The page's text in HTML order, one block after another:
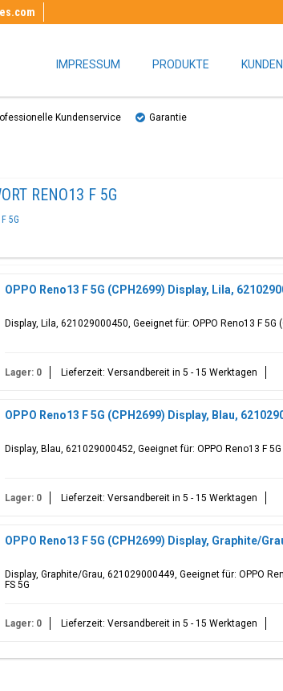
IMPRESSUM PRODUKTE
Kundenservice Garantie
RENO13 F 5G
5G
OPPO Reno13 F 5G (CPH2699) Display, Lila,
Display, Lila, 621029000450, Geeignet für: OPPO Reno13 F 5G
Lager: 0 Lieferzeit: Versandbereit in 5 - 15 Werktagen
OPPO Reno13 F 5G (CPH2699) Display, Blau,
Display, Blau, 621029000452, Geeignet für: OPPO Reno13 F 5G
Lager: 0 Lieferzeit: Versandbereit in 5 - 15 Werktagen
OPPO Reno13 F 5G (CPH2699) Display, Graphite/
Display, Graphite/Grau, 621029000449, Geeignet für: OPPO
FS 5G
Lager: 0 Lieferzeit: Versandbereit in 5 - 15 Werktagen